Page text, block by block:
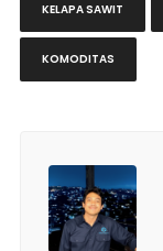
KELAPA SAWIT
KOMODITAS